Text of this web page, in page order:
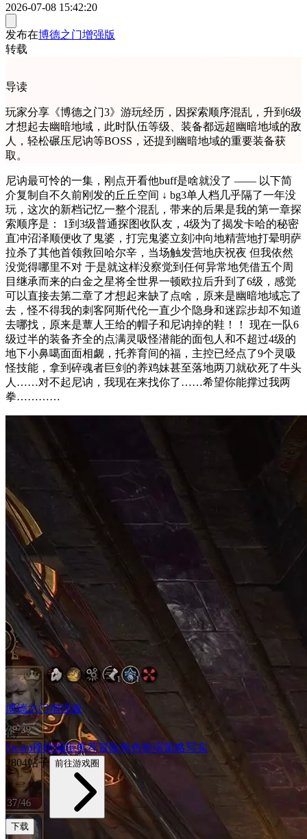
2026-07-08 15:42:20
发布在博德之门增强版
转载
导读
玩家分享《博德之门3》游玩经历，因探索顺序混乱，升到6级
才想起去幽暗地域，此时队伍等级、装备都远超幽暗地域的敌
人，轻松碾压尼讷等BOSS，还提到幽暗地域的重要装备获
取。
尼讷最可怜的一集，刚点开看他buff是啥就没了 —— 以下简
介复制自不久前刚发的丘丘空间 ↓ bg3单人档几乎隔了一年没
玩，这次的新档记忆一整个混乱，带来的后果是我的第一章探
索顺序是： 1到3级普通探图收队友，4级为了揭发卡哈的秘密
直冲沼泽顺便收了鬼婆，打完鬼婆立刻冲向地精营地打晕明萨
拉杀了其他首领救回哈尔辛，当场触发营地庆祝夜 但我依然
没觉得哪里不对 于是就这样没察觉到任何异常地凭借五个周
目继承而来的白金之星将全世界一顿欧拉后升到了6级，感觉
可以直接去第二章了才想起来缺了点啥，原来是幽暗地域忘了
去，怪不得我的刺客阿斯代伦一直少个隐身和迷踪步却不知道
去哪找，原来是蕈人王给的帽子和尼讷掉的鞋！！ 现在一队6
级过半的装备齐全的点满灵吸怪潜能的面包人和不超过4级的
地下小鼻噶面面相觑，托养育间的福，主控已经点了9个灵吸
怪技能，拿到碎魂者巨剑的养鸡妹甚至落地两刀就砍死了牛头
人……对不起尼讷，我现在来找你了……希望你能撑过我两
拳…………
博德之门增强版
8.7
Steam移植编辑推荐冒险角色扮演策略写实
2804帖子 前往游戏圈
下载